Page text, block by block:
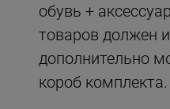
обувь +
товаров должен
дополнительно
короб комплекта.